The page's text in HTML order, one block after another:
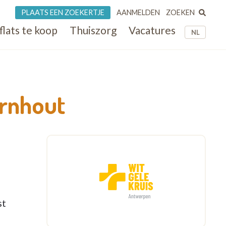
NL
te koop Thuiszorg Vacatures
PLAATS EEN ZOEKERTJE AANMELDEN ZOEKEN